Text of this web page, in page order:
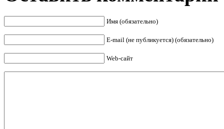
Имя (обязательно)
E-mail (не публикуется) (обязательно)
Web-сайт